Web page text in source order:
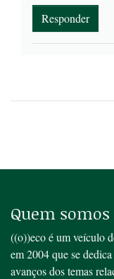
Responder
Quem somos
((o))eco é um veículo
em 2004 que se
avanços dos temas